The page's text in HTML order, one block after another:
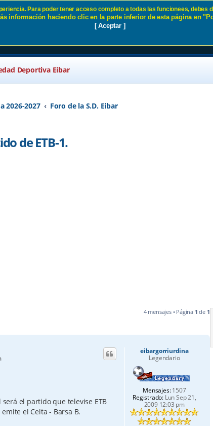
partido de ETB-1. SD Eibar
Deportiva Eibar
2026-2027 Foro de la S.D. Eibar
de ETB-1.
4 mensajes • Página 1 de 1
eibargorriurdina
Legendario
Mensajes:1507
Registrado:Lun Sep 21,
2009 12:03 pm
el partido que televise ETB
el Celta - Barsa B.
Para poder tener acceso completo a todas las funcionees, debes
información haciendo clic en la parte inferior de esta página en
[ Aceptar ]